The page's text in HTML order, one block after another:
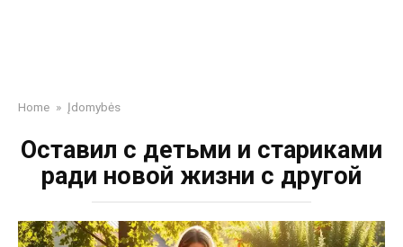
Home » Įdomybės
Оставил с детьми и стариками
ради новой жизни с другой